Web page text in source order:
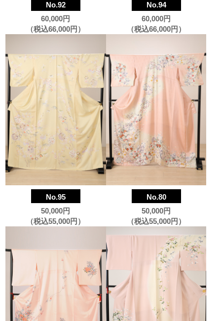
No.92
60,000円
（税込66,000円）
No.94
60,000円
（税込66,000円）
No.95
50,000円
（税込55,000円）
No.80
50,000円
（税込55,000円）